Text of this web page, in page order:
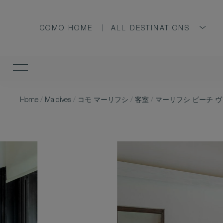
COMO HOME ALL DESTINATIONS
Home / Maldives / コモ マーリフシ / 客室 / マーリフシ ビーチ